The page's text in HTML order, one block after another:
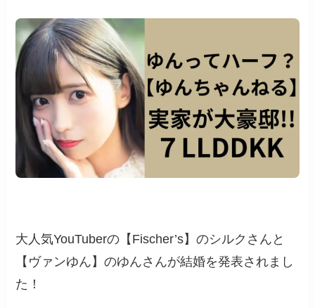
大人気YouTuberの【Fischer’s】のシルクさんと
【ヴァンゆん】のゆんさんが結婚を発表されまし
た！